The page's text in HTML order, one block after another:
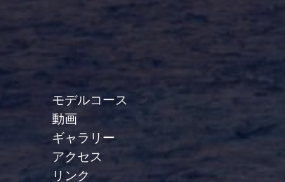
モデルコース
動画
ギャラリー
アクセス
リンク